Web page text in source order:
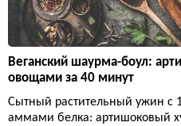
Веганский шаурма-боул:
овощами за 40 минут
Сытный растительный ужин с
аммами белка: артишоковый